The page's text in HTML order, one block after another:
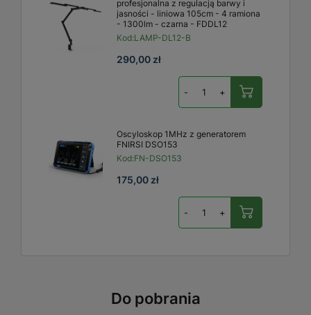
profesjonalna z regulacją barwy i
jasności - liniowa 105cm - 4 ramiona
- 1300lm - czarna - FDDL12
Kod:LAMP-DL12-B
290,00 zł
- +
Oscyloskop 1MHz z generatorem
FNIRSI DSO153
Kod:FN-DSO153
175,00 zł
- +
Do pobrania